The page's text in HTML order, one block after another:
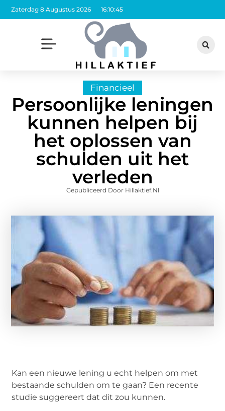
Zaterdag 8 Augustus 2026 16:10:46
Financieel
Persoonlijke leningen
kunnen helpen bij
het oplossen van
schulden uit het
verleden
Gepubliceerd Door Hillaktief.nl
Kan een nieuwe lening u echt helpen om met
bestaande schulden om te gaan? Een recente
studie suggereert dat dit zou kunnen.